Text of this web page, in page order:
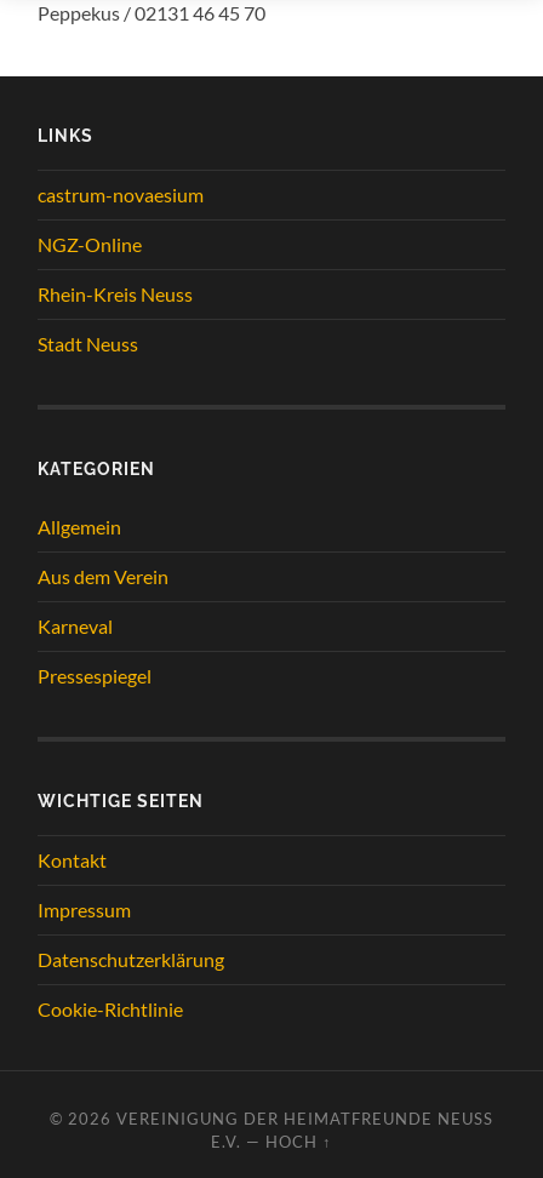
Peppekus / 02131 46 45 70
LINKS
castrum-novaesium
NGZ-Online
Rhein-Kreis Neuss
Stadt Neuss
KATEGORIEN
Allgemein
Aus dem Verein
Karneval
Pressespiegel
WICHTIGE SEITEN
Kontakt
Impressum
Datenschutzerklärung
Cookie-Richtlinie
© 2026 VEREINIGUNG DER HEIMATFREUNDE NEUSS
E.V. — HOCH ↑